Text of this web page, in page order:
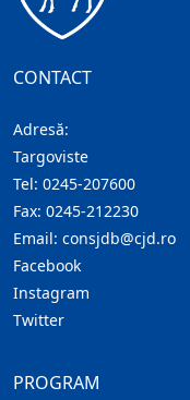
CONTACT
Adresă:
Targoviste
Tel: 0245-207600
Fax: 0245-212230
Email: consjdb@cjd.ro
Facebook
Instagram
Twitter
PROGRAM